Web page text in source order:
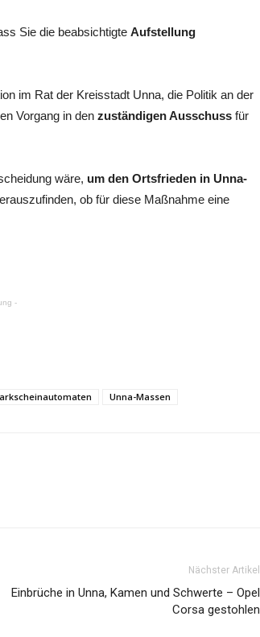
Sie die beabsichtigte Aufstellung
im Rat der Kreisstadt Unna, die Politik an der
Vorgang in den zuständigen Ausschuss für
wäre, um den Ortsfrieden in Unna-
ob für diese Maßnahme eine
-
Unna-Massen
Nächster Artikel
Einbrüche in Unna, Kamen und Schwerte – Opel
Corsa gestohlen